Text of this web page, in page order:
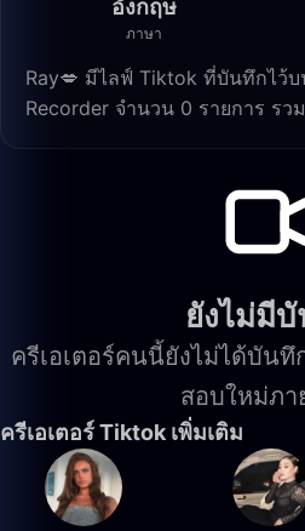
อังกฤษ
ภาษา
Ray💋 มีไลฟ์ Tiktok ที่บันทึกไว้บ
Recorder จำนวน 0 รายการ รว
ยังไม่มี
ครีเอเตอร์คนนี้ยังไม่ได้บัน
สอบใหม่ภา
ครีเอเตอร์ Tiktok เพิ่มเติม